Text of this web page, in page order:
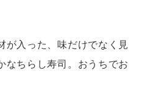
が入った、味だけでなく見
なちらし寿司。おうちでお